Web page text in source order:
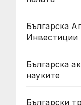
Българска
Инвестиции
Българска
науките
Български